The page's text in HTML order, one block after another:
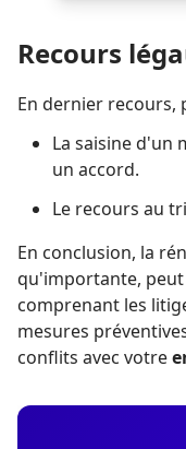
Recours
En dernier recours,
La saisine d'un
un accord.
Le recours au
En conclusion, la
qu'importante, peut
comprenant les
mesures
conflits avec votre